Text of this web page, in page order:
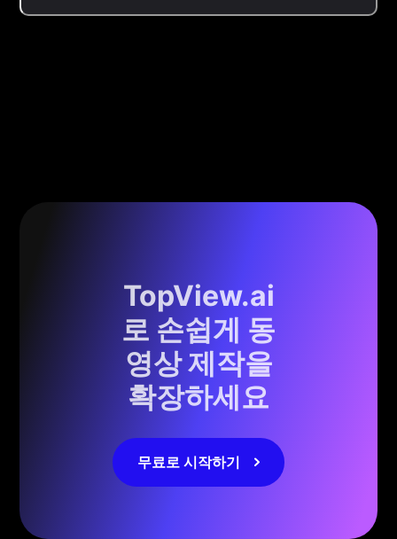
TopView.ai
로 손쉽게 동
영상 제작을
확장하세요
무료로 시작하기